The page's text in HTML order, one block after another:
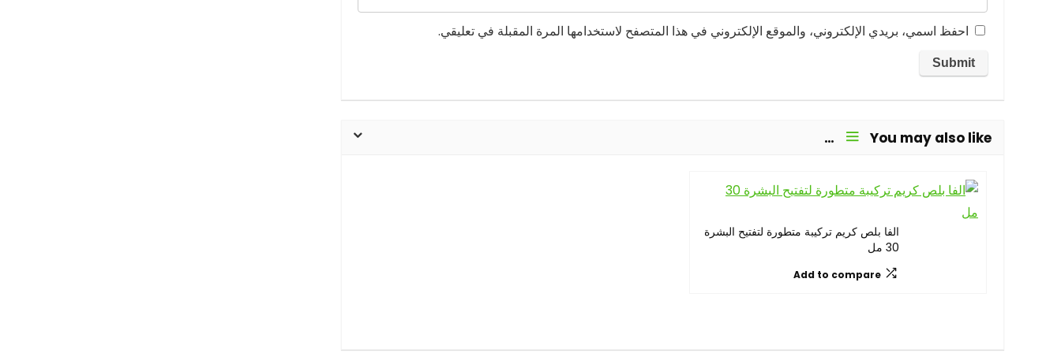
احفظ اسمي، بريدي الإلكتروني، والموقع الإلكتروني في هذا المتصفح لاستخدامها المرة المقبلة في تعليقي.
You may also like…
الفا بلص كريم تركيبة متطورة لتفتيح البشرة
30 مل
Add to compare